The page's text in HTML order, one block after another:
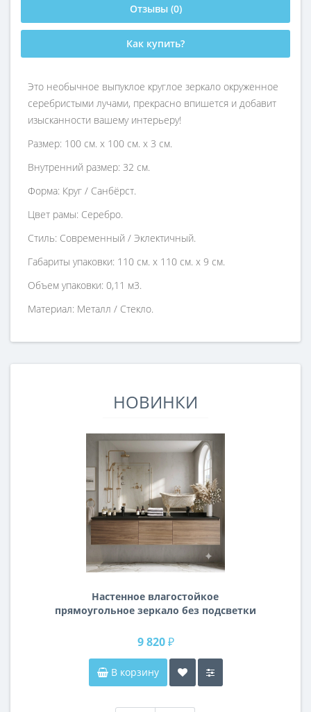
Отзывы (0)
Как купить?
Это необычное выпуклое круглое зеркало окруженное
серебристыми лучами, прекрасно впишется и добавит
изысканности вашему интерьеру!
Размер: 100 см. х 100 см. х 3 см.
Внутренний размер: 32 см.
Форма: Круг / Санбёрст.
Цвет рамы: Серебро.
Стиль: Современный / Эклектичный.
Габариты упаковки: 110 см. х 110 см. х 9 см.
Объем упаковки: 0,11 м3.
Материал: Металл / Стекло.
НОВИНКИ
Настенное влагостойкое
прямоугольное зеркало без подсветки
9 820 ₽
В корзину